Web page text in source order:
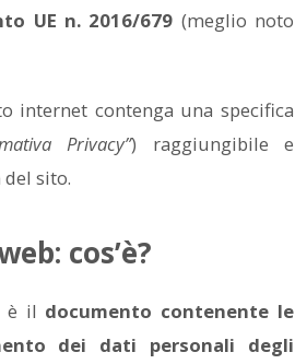
UE n. 2016/679 (meglio noto
internet contenga una specifica
Privacy”) raggiungibile e
sito.
cos’è?
è il documento contenente le
dei dati personali degli